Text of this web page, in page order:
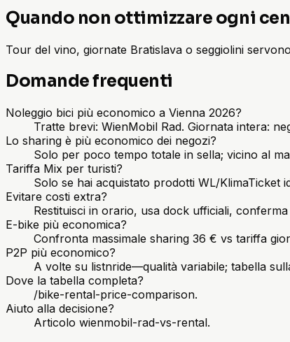
Quando non ottimizzare ogni
Tour del vino, giornate Bratislava o seggiolini
Domande frequenti
Noleggio bici più economico a Vienna 2026?
Tratte brevi: WienMobil Rad. Giornata intera:
Lo sharing è più economico dei negozi?
Solo per poco tempo totale in sella; vicino al
Tariffa Mix per turisti?
Solo se hai acquistato prodotti WL/KlimaTicket
Evitare costi extra?
Restituisci in orario, usa dock ufficiali,
E-bike più economica?
Confronta massimale sharing 36 € vs tariffa
P2P più economico?
A volte su listnride—qualità variabile; tabella
Dove la tabella completa?
/bike-rental-price-comparison.
Aiuto alla decisione?
Articolo wienmobil-rad-vs-rental.